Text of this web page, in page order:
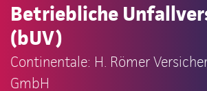
Betriebliche
(bUV)
Continentale: H. Römer
GmbH